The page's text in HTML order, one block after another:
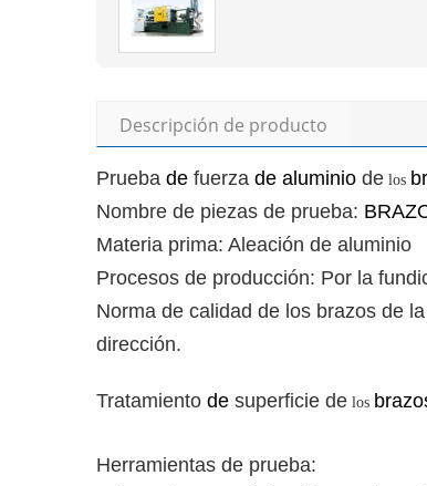
Descripción de producto
Prueba de fuerza de aluminio de los
Nombre de piezas de prueba:
Materia prima: Aleación de aluminio
Procesos de producción: Por la
Norma de calidad de los brazos de
dirección.
Tratamiento de superficie de los
Herramientas de prueba: